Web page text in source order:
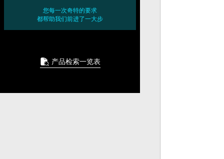
您每一次奇特的要求
都帮助我们前进了一大步
产品检索一览表